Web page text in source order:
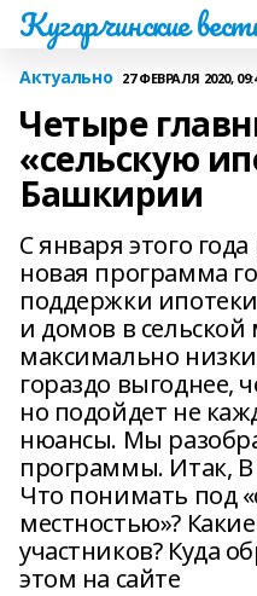
Кугарчинские
Актуально 27 ФЕВРАЛЯ 2020,
Четыре
«сельскую
Башкирии
С января этого
новая программа
поддержки
и домов в сельской
максимально
гораздо выгоднее,
но подойдет не
нюансы. Мы
программы. Итак,
Что понимать под
местностью»?
участников? Куда
этом на сайте